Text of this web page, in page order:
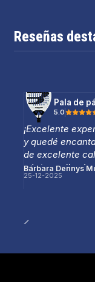
Reseñas
Pala de
5.0
¡Excelente
y quedé
de excelente
página, y llegó
La atención fue
comprar.
Bárbara Dennys
25-12-2025